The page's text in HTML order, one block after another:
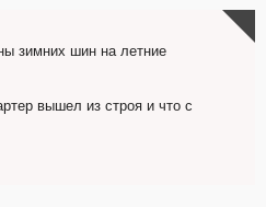
зимних шин на летние
вышел из строя и что с